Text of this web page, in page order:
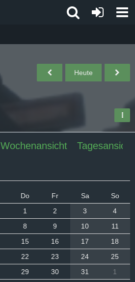
Heute
Wochenansicht Tagesansicht
Do Fr Sa
So
1 2 3
4
8 9 10
11
15 16 17
18
22 23 24
25
29 30 31 1